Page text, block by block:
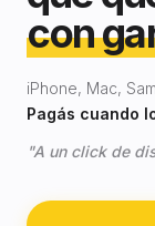
con
iPhone, Mac,
Pagás cuando
"A un click de